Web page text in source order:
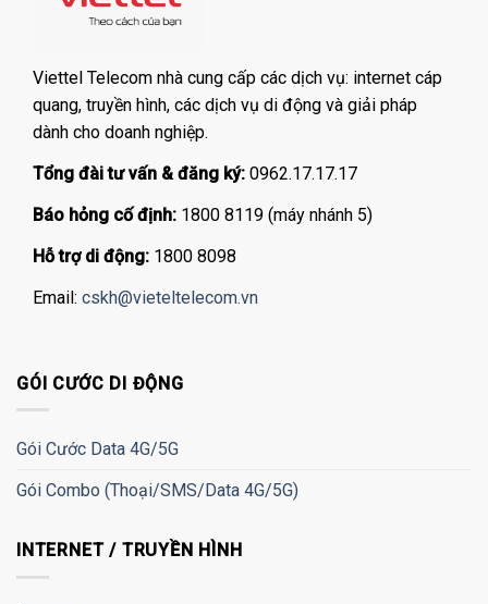
Viettel Telecom nhà cung cấp các dịch vụ: internet cáp
quang, truyền hình, các dịch vụ di động và giải pháp
dành cho doanh nghiệp.
Tổng đài tư vấn & đăng ký: 0962.17.17.17
Báo hỏng cố định: 1800 8119 (máy nhánh 5)
Hỗ trợ di động: 1800 8098
Email: cskh@vieteltelecom.vn
GÓI CƯỚC DI ĐỘNG
Gói Cước Data 4G/5G
Gói Combo (Thoại/SMS/Data 4G/5G)
INTERNET / TRUYỀN HÌNH